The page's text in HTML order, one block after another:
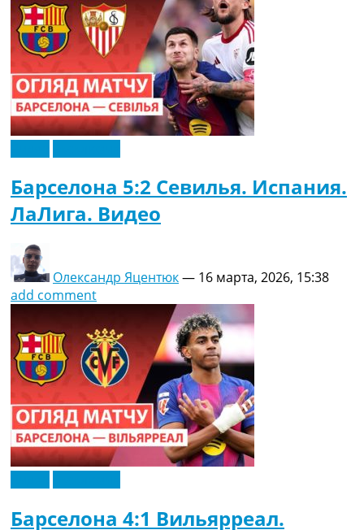
Барселона 5:2 Севилья. Испания.
ЛаЛига. Видео
Олександр Яцентюк— 16 марта, 2026, 15:38
add comment
Барселона 4:1 Вильярреал.